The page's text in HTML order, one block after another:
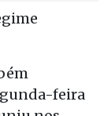
feira